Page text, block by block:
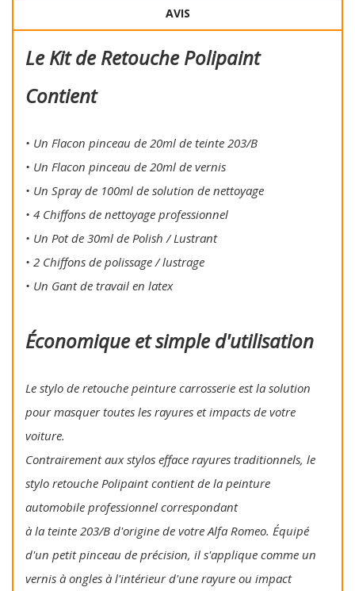
AVIS
Le Kit de Retouche Polipaint
Contient
• Un Flacon pinceau de 20ml de teinte 203/B
• Un Flacon pinceau de 20ml de vernis
• Un Spray de 100ml de solution de nettoyage
• 4 Chiffons de nettoyage professionnel
• Un Pot de 30ml de Polish / Lustrant
• 2 Chiffons de polissage / lustrage
• Un Gant de travail en latex
Économique et simple d'utilisation
Le stylo de retouche peinture carrosserie est la solution
pour masquer toutes les rayures et impacts de votre
voiture.
Contrairement aux stylos efface rayures traditionnels, le
stylo retouche Polipaint contient de la peinture
automobile professionnel correspondant
à la teinte 203/B d'origine de votre Alfa Romeo. Équipé
d'un petit pinceau de précision, il s'applique comme un
vernis à ongles à l'intérieur d'une rayure ou impact